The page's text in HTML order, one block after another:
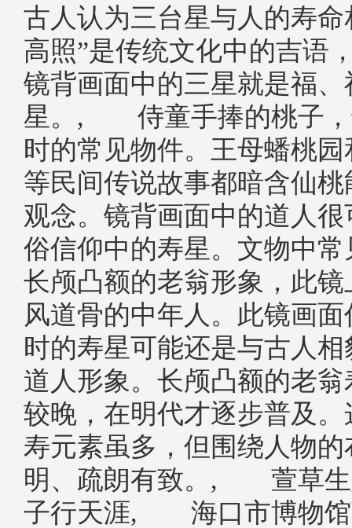
古人认为三台星与人的寿命
高照”是传统文化中的吉语
镜背画面中的三星就是福、
星。, 侍童手捧的桃子，
时的常见物件。王母蟠桃
等民间传说故事都暗含仙
观念。镜背画面中的道人
俗信仰中的寿星。文物中
长颅凸额的老翁形象，此
风道骨的中年人。此镜画
时的寿星可能还是与古人
道人形象。长颅凸额的老
较晚，在明代才逐步普及
寿元素虽多，但围绕人物
明、疏朗有致。, 萱草
子行天涯, 海口市博物馆